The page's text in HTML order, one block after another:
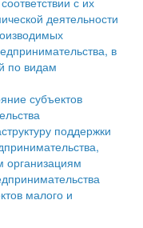
деятельности
в
по видам
субъектов
поддержки
организациям
малого и